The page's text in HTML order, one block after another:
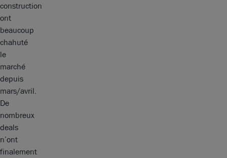
construction
ont
beaucoup
chahuté
le
marché
depuis
mars/avril.
De
nombreux
deals
n’ont
finalement